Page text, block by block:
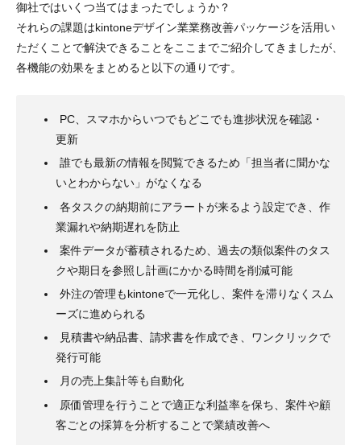
御社ではいくつ当てはまったでしょうか？
それらの課題はkintoneデザイン業業務改善パッケージを活用い
ただくことで解決できることをここまでご紹介してきましたが、
各機能の効果をまとめると以下の通りです。
PC、スマホからいつでもどこでも進捗状況を確認・
更新
誰でも最新の情報を閲覧できるため「担当者に聞かな
いとわからない」がなくなる
各タスクの納期前にアラートが来るよう設定でき、作
業漏れや納期遅れを防止
案件データが蓄積されるため、過去の類似案件のタス
クや期日を参照し計画にかかる時間を削減可能
外注の管理もkintoneで一元化し、案件を滞りなくスム
ーズに進められる
見積書や納品書、請求書を作成でき、ワンクリックで
発行可能
月の売上集計等も自動化
原価管理を行うことで適正な利益率を保ち、案件や顧
客ごとの採算を分析することで業績改善へ